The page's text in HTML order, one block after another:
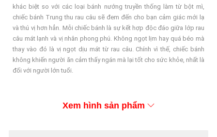
khác biệt so với các loại bánh nướng truyền thống làm từ bột mì,
chiếc bánh Trung thu rau câu sẽ đem đến cho bạn cảm giác mới lạ
và thú vị hơn hẳn. Mỗi chiếc bánh là sự kết hợp độc đáo giữa lớp rau
câu mát lạnh và vị nhân phong phú. Không ngọt lịm hay quá béo mà
thay vào đó là vị ngọt dịu mát từ rau câu. Chính vì thế, chiếc bánh
không khiến người ăn cảm thấy ngán mà lại tốt cho sức khỏe, nhất là
đối với người lớn tuổi.
Xem hình sản phẩm